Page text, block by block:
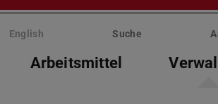
English Suche
Arbeitsmittel